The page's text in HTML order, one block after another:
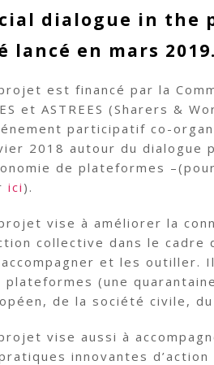
dialogue in the
lancé en mars 2019.
est financé par la
et ASTREES (Sharers &
participatif co-
2018 autour du dialogue
de plateformes
ici ).
vise à améliorer la
collective dans le cadre
et les outiller.
plateformes (une
de la société civile, du
vise aussi à
innovantes